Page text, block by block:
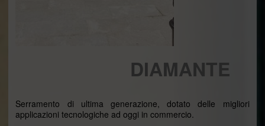
DIAMANTE
Serramento di ultima generazione, dotato delle migliori
applicazioni tecnologiche ad oggi in commercio.